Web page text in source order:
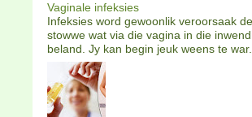
Vaginale infeksies
Infeksies word gewoonlik veroorsaak
stowwe wat via die vagina in die
beland. Jy kan begin jeuk weens te